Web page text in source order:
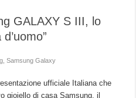
GALAXY S III, lo
,Samsung Galaxy
ufficiale Italiana che
gioiello di casa Samsung, il